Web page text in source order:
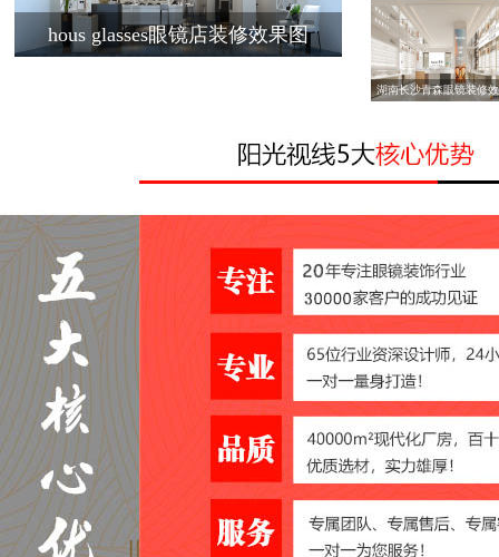
hous glasses眼镜店装修效果图
湖南长沙青森眼镜装修